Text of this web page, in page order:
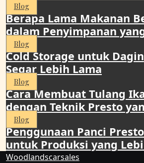
Blog
Berapa Lama Makanan
dalam Penyimpanan
Blog
Cold Storage untuk
Segar Lebih Lama
Blog
Cara Membuat Tulang
dengan Teknik Presto
Blog
Penggunaan Panci
untuk Produksi yang
Woodlandscarsales